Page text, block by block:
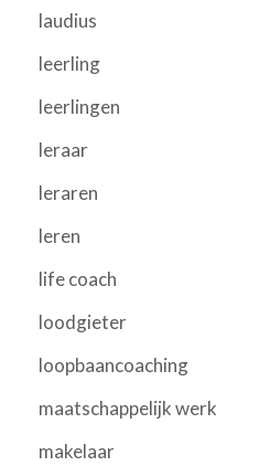
laudius
leerling
leerlingen
leraar
leraren
leren
life coach
loodgieter
loopbaancoaching
maatschappelijk werk
makelaar